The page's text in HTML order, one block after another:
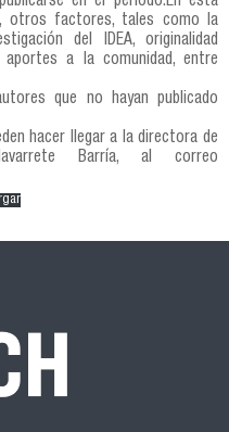
otros factores, tales como la
del IDEA, originalidad
a la comunidad, entre
que no hayan publicado
hacer llegar a la directora de
Barría, al correo